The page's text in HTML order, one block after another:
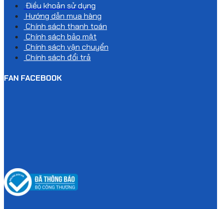
Điều khoản sử dụng
Hướng dẫn mua hàng
Chính sách thanh toán
Chính sách bảo mật
Chính sách vận chuyển
Chính sách đổi trả
FAN FACEBOOK